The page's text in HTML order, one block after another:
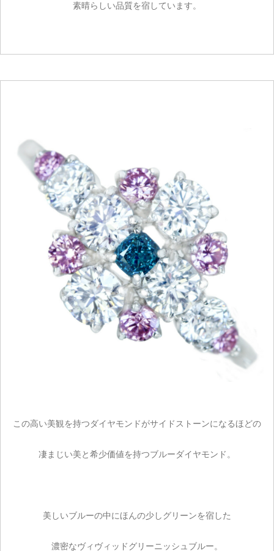
素晴らしい品質を宿しています。
この高い美観を持つダイヤモンドがサイドストーンになるほどの
凄まじい美と希少価値を持つブルーダイヤモンド。
美しいブルーの中にほんの少しグリーンを宿した
濃密なヴィヴィッドグリーニッシュブルー。